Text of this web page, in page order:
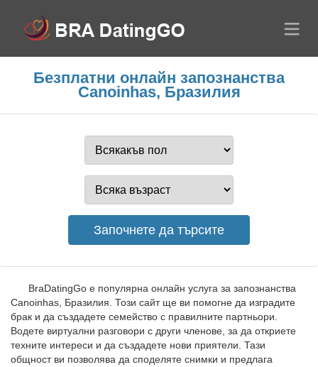
Безплатни онлайн запознанства
Canoinhas, Бразилия
BraDatingGo е популярна онлайн услуга за запознанства
Canoinhas, Бразилия. Този сайт ще ви помогне да изградите
брак и да създадете семейство с правилните партньори.
Водете виртуални разговори с други членове, за да откриете
техните интереси и да създадете нови приятели. Тази
общност ви позволява да споделяте снимки и предлага